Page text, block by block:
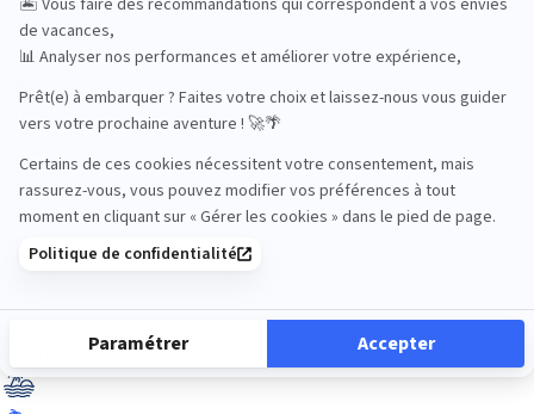
Circuits privés
City Trips
Croisières